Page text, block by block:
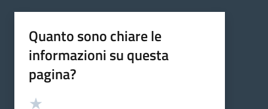
Quanto sono chiare le
informazioni su questa
pagina?
Valutazione